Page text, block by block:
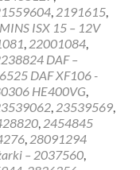
, 2191615,
ISX 15 – 12V
, 22001084,
DAF –
DAF XF106 -
HE400VG,
, 23539569,
, 2454845
, 28091294
– 2037560,